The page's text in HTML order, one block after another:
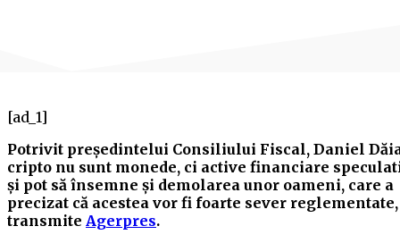
[ad_1]
Potrivit preşedintelui Consiliului Fiscal, Daniel
cripto nu sunt monede, ci active financiare
şi pot să însemne şi demolarea unor oameni, care a
precizat că acestea vor fi foarte sever reglementate,
transmite Agerpres.